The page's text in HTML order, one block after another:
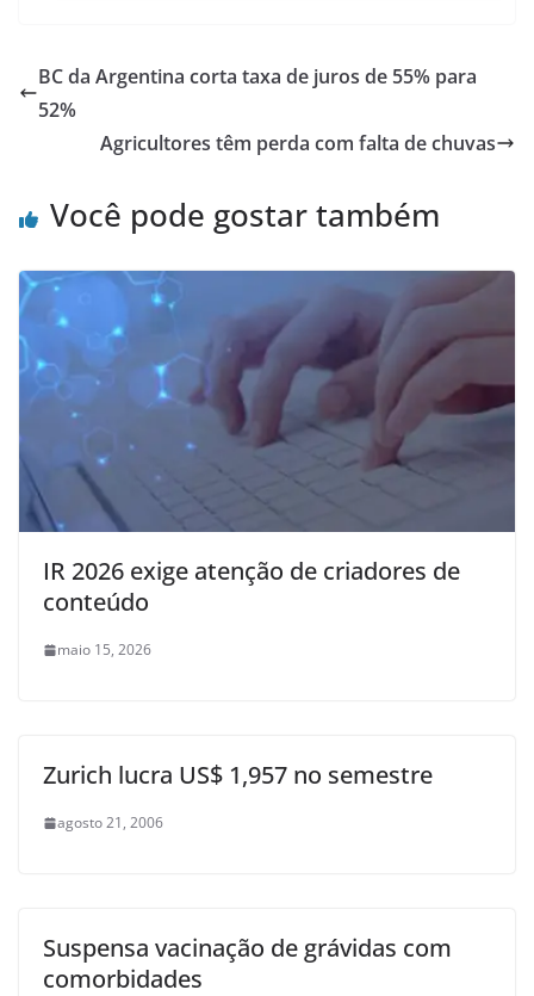
BC da Argentina corta taxa de juros de 55% para
52%
Agricultores têm perda com falta de chuvas
Você pode gostar também
IR 2026 exige atenção de criadores de
conteúdo
maio 15, 2026
Zurich lucra US$ 1,957 no semestre
agosto 21, 2006
Suspensa vacinação de grávidas com
comorbidades